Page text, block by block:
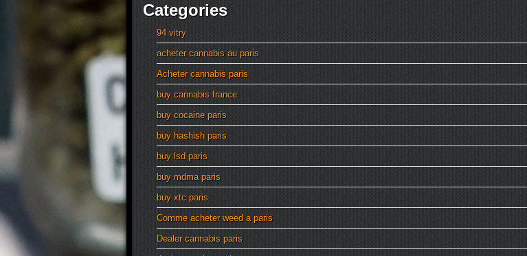
Categories
94 vitry
acheter cannabis au paris
Acheter cannabis paris
buy cannabis france
buy cocaine paris
buy hashish paris
buy lsd paris
buy mdma paris
buy xtc paris
Comme acheter weed a paris
Dealer cannabis paris